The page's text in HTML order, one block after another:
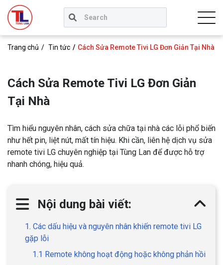
Trang chủ Tin tức Cách Sửa Remote Tivi LG Đơn Giản Tại Nhà
Cách Sửa Remote Tivi LG Đơn Giản
Tại Nhà
Tìm hiểu nguyên nhân, cách sửa chữa tại nhà các lỗi phổ biến
như hết pin, liệt nút, mất tín hiệu. Khi cần, liên hệ dịch vụ sửa
remote tivi LG chuyên nghiệp tại Tùng Lan để được hỗ trợ
nhanh chóng, hiệu quả.
Nội dung bài viết:
1. Các dấu hiệu và nguyên nhân khiến remote tivi LG
gặp lỗi
1.1 Remote không hoạt động hoặc không phản hồi